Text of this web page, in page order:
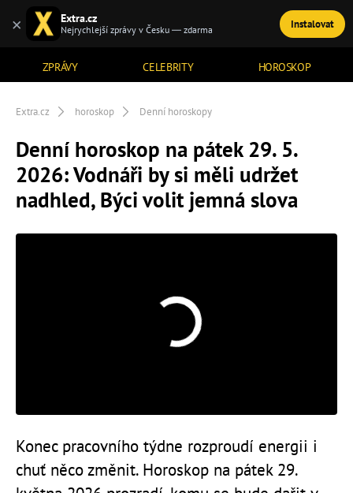
ZPRÁVY CELEBRITY HOROSKOP
TÉMATA
Extra.cz horoskop Denní horoskopy
Denní horoskop na pátek 29. 5.
2026: Vodnáři by si měli udržet
nadhled, Býci volit jemná slova
Konec pracovního týdne rozproudí energii i
chuť něco změnit. Horoskop na pátek 29.
× Extra.cz
Nejrychlejší zprávy v Česku — zdarma Instalovat